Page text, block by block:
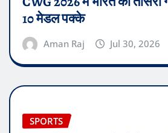
10 मेडल पक्के
Aman Raj Jul 30, 2026
SPORTS